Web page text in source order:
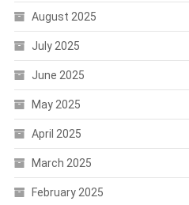
August 2025
July 2025
June 2025
May 2025
April 2025
March 2025
February 2025